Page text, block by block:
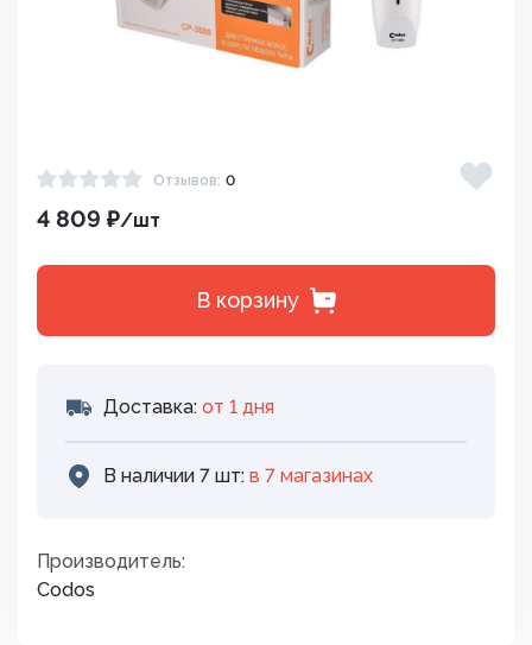
Отзывов: 0
4 809 ₽/шт
В корзину
Доставка: от 1 дня
В наличии 7 шт: в 7 магазинах
Производитель:
Codos